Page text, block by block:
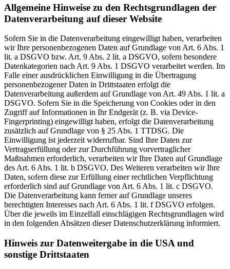
Allgemeine Hinweise zu den Rechtsgrundlagen der
Datenverarbeitung auf dieser Website
Sofern Sie in die Datenverarbeitung eingewilligt haben, verarbeiten
wir Ihre personenbezogenen Daten auf Grundlage von Art. 6 Abs. 1
lit. a DSGVO bzw. Art. 9 Abs. 2 lit. a DSGVO, sofern besondere
Datenkategorien nach Art. 9 Abs. 1 DSGVO verarbeitet werden. Im
Falle einer ausdrücklichen Einwilligung in die Übertragung
personenbezogener Daten in Drittstaaten erfolgt die
Datenverarbeitung außerdem auf Grundlage von Art. 49 Abs. 1 lit. a
DSGVO. Sofern Sie in die Speicherung von Cookies oder in den
Zugriff auf Informationen in Ihr Endgerät (z. B. via Device-
Fingerprinting) eingewilligt haben, erfolgt die Datenverarbeitung
zusätzlich auf Grundlage von § 25 Abs. 1 TTDSG. Die
Einwilligung ist jederzeit widerrufbar. Sind Ihre Daten zur
Vertragserfüllung oder zur Durchführung vorvertraglicher
Maßnahmen erforderlich, verarbeiten wir Ihre Daten auf Grundlage
des Art. 6 Abs. 1 lit. b DSGVO. Des Weiteren verarbeiten wir Ihre
Daten, sofern diese zur Erfüllung einer rechtlichen Verpflichtung
erforderlich sind auf Grundlage von Art. 6 Abs. 1 lit. c DSGVO.
Die Datenverarbeitung kann ferner auf Grundlage unseres
berechtigten Interesses nach Art. 6 Abs. 1 lit. f DSGVO erfolgen.
Über die jeweils im Einzelfall einschlägigen Rechtsgrundlagen wird
in den folgenden Absätzen dieser Datenschutzerklärung informiert.
Hinweis zur Datenweitergabe in die USA und
sonstige Drittstaaten